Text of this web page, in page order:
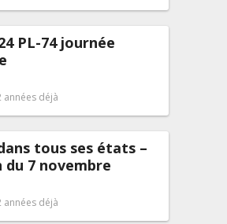
PL-74 journée
années déjà
tous ses états –
du 7 novembre
années déjà